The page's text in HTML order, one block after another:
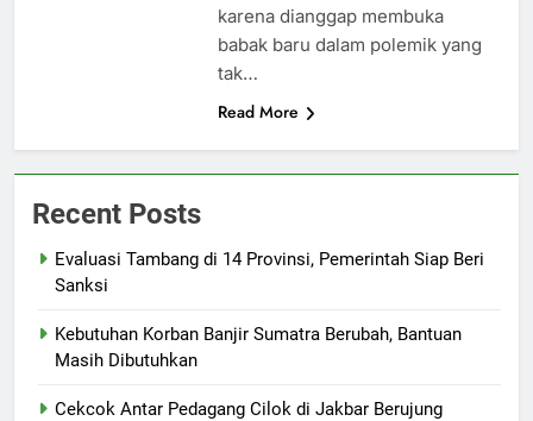
karena dianggap membuka
babak baru dalam polemik yang
tak…
Read More
Recent Posts
Evaluasi Tambang di 14 Provinsi, Pemerintah Siap Beri
Sanksi
Kebutuhan Korban Banjir Sumatra Berubah, Bantuan
Masih Dibutuhkan
Cekcok Antar Pedagang Cilok di Jakbar Berujung